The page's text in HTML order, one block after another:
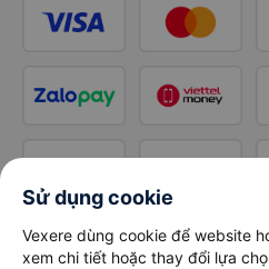
Sử dụng cookie
Vexere dùng cookie để website
xem chi tiết hoặc thay đổi lựa